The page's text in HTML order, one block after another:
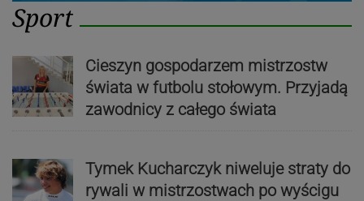
Sport
Cieszyn gospodarzem mistrzostw
świata w futbolu stołowym. Przyjadą
zawodnicy z całego świata
Tymek Kucharczyk niweluje straty do
rywali w mistrzostwach po wyścigu